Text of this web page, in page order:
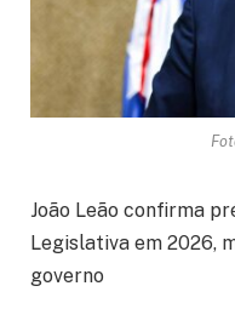
João Leão confirma
Legislativa em 2026,
governo